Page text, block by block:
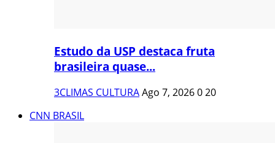
Estudo da USP destaca fruta
brasileira quase...
3CLIMAS CULTURAAgo 7, 2026020
CNN BRASIL